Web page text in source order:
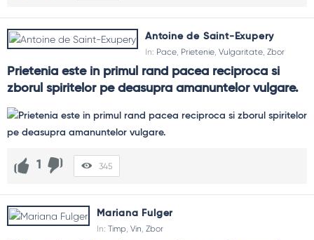
Antoine de Saint-Exupery
In: Pace, Prietenie, Vulgaritate, Zbor
Prietenia este in primul rand pacea reciproca si
zborul spiritelor pe deasupra amanuntelor vulgare.
1 345
Mariana Fulger
In: Timp, Vin, Zbor